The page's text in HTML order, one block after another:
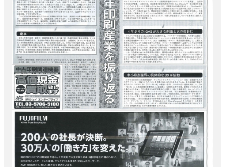
特集記事カテゴリー一覧
2022 見える化・MIS特集
特集・デジタル印刷 アイデアで勝負！ ～多様なビジネス・多彩な商材～
JAPAN PACK 2023 特集
中古印刷機・製本機特集
2022 検査・校正特集
特集・デジタル印刷 ～ 新成長軌道を描く
案内
発刊案内
JFPI印刷用語集 印刷機材年鑑
会社案内
購読・購入申し込み
サイトポリシー
お問い合わせ